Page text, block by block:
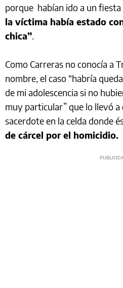
porque habían ido a un
la víctima había estado
chica”.
Como Carreras no conocía a
nombre, el caso “habría
de mi adolescencia si no
muy particular” que lo llevó a
sacerdote en la celda donde
de cárcel por el homicidio.